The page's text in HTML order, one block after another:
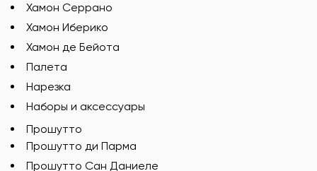
Хамон Серрано
Хамон Иберико
Хамон де Бейота
Палета
Нарезка
Наборы и аксессуары
Прошутто
Прошутто ди Парма
Прошутто Сан Даниеле